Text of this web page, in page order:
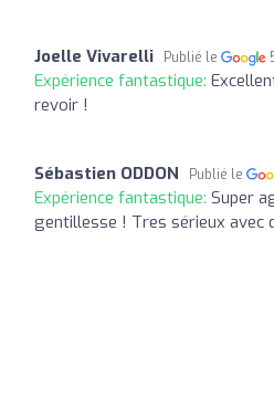
Joelle Vivarelli Publié le
Expérience fantastique:
revoir !
Sébastien ODDON Publié le
Expérience fantastique: Super
gentillesse ! Tres sérieux avec